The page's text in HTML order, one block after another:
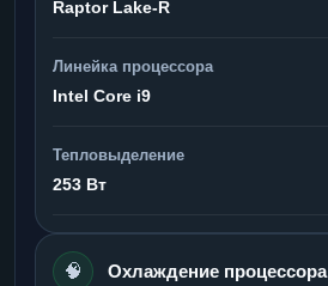
Raptor Lake-R
Линейка процессора
Intel Core i9
Тепловыделение
253 Вт
🧠 Охлаждение процессора